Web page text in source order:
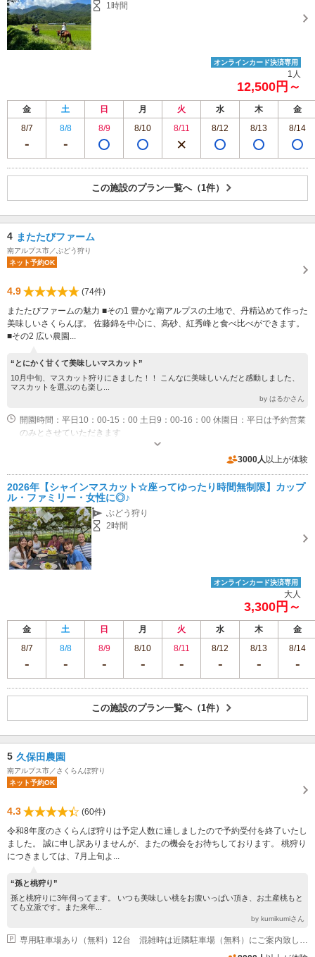
1時間
オンラインカード決済専用
1人
12,500円～
金 土 日 月 火 水 木
金
8/7
8/8 8/9 8/10 8/11 8/12 8/13 8/14
この施設のプラン一覧へ（1件）
4 またたびファーム
南アルプス市／ぶどう狩り
ネット予約OK
4.9
(74件)
またたびファームの魅力 ■その1 豊かな南アルプスの土地で、丹精込めて作った
美味しいさくらんぼ。 佐藤錦を中心に、高砂、紅秀峰と食べ比べができます。
■その2 広い農園...
“とにかく甘くて美味しいマスカット”
10月中旬、マスカット狩りにきました！！ こんなに美味しいんだと感動しました、
マスカットを選ぶのも楽し...
by はるかさん
開園時間：平日10：00-15：00 土日9：00-16：00 休園日：平日は予約営業
のみとさせていただきます
3000人 以上が体験
2026年【シャインマスカット☆座ってゆったり時間無制限】カップ
ル・ファミリー・女性に◎♪
ぶどう狩り
2時間
オンラインカード決済専用
大人
3,300円～
金 土 日 月 火 水 木
金
8/7
8/8 8/9 8/10 8/11 8/12 8/13 8/14
この施設のプラン一覧へ（1件）
5 久保田農園
南アルプス市／さくらんぼ狩り
ネット予約OK
4.3
(60件)
令和8年度のさくらんぼ狩りは予定人数に達しましたので予約受付を終了いたし
ました。 誠に申し訳ありませんが、またの機会をお待ちしております。 桃狩り
につきましては、7月上旬よ...
“孫と桃狩り”
孫と桃狩りに3年伺ってます。 いつも美味しい桃をお腹いっぱい頂き、お土産桃もと
ても立派です。また来年...
by kumikumiさん
専用駐車場あり（無料）12台 混雑時は近隣駐車場（無料）にご案内致します。